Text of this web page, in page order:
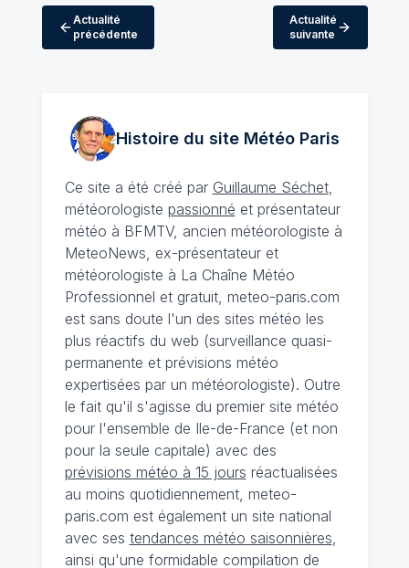
Actualité
précédente
Actualité
suivante
Histoire du site MétéoParis
Ce site a été créé par Guillaume Séchet,
météorologiste passionné et présentateur
météo à BFMTV, ancien météorologiste à
MeteoNews, ex-présentateur et
météorologiste à La Chaîne Météo
Professionnel et gratuit, meteo-paris.com
est sans doute l'un des sites météo les
plus réactifs du web (surveillance quasi-
permanente et prévisions météo
expertisées par un météorologiste). Outre
le fait qu'il s'agisse du premier site météo
pour l'ensemble de Ile-de-France (et non
pour la seule capitale) avec des
prévisions météo à 15 jours réactualisées
au moins quotidiennement, meteo-
paris.com est également un site national
avec ses tendances météo saisonnières,
ainsi qu'une formidable compilation de